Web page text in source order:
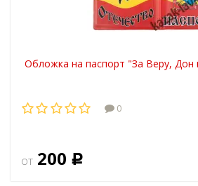
Обложка на паспорт "За Веру, Дон
0
от 200 Р